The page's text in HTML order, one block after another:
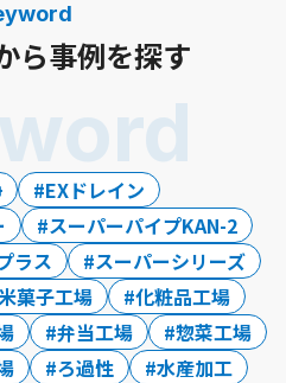
ら事例を探す
EXドレイン
スーパーパイプKAN-2
ラス
スーパーシリーズ
菓子工場
化粧品工場
弁当工場
惣菜工場
ろ過性
水産加工